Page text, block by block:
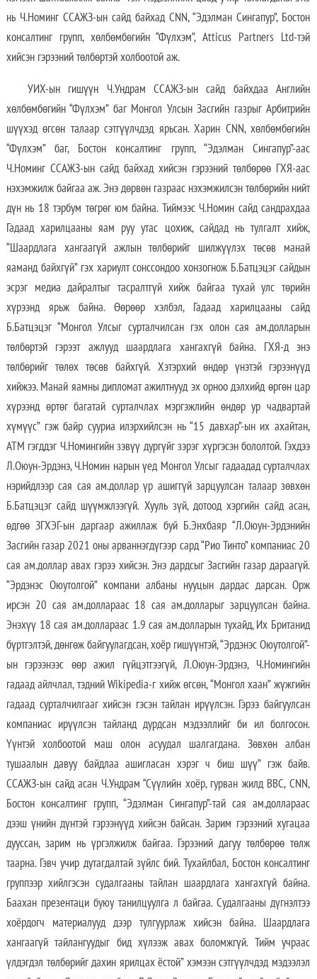
нь Ч.Номинг ССАЖЗ-ын сайд байхад CNN, “Эдэлман Сингапур”, Бостон
консалтинг групп, хөлбөмбөгийн “Фүлхэм”, Atticus Partners Ltd-тэй
хийсэн гэрээний төлбөртэй холбоотой аж.
УИХ-ын гишүүн Ч.Ундрам ССАЖЗ-ын сайд байхдаа Английн
хөлбөмбөгийн “Фүлхэм” баг Монгол Улсын Засгийн газрыг Арбитрийн
шүүхэд өгсөн талаар сэтгүүлчдэд ярьсан. Харин CNN, хөлбөмбөгийн
“Фүлхэм” баг, Бостон консалтинг групп, “Эдэлман Сингапур”-аас
Ч.Номинг ССАЖЗ-ын сайд байхад хийсэн гэрээний төлбөрөө ГХЯ-аас
нэхэмжилж байгаа аж. Энэ дөрвөн газраас нэхэмжилсэн төлбөрийн нийт
дүн нь 18 тэрбум төгрөг юм байна. Тиймээс Ч.Номин сайд сандрахдаа
Гадаад харилцааны яам руу утас цохиж, сайдад нь тулгалт хийж,
“Шаардлага хангаагүй ажлын төлбөрийг шилжүүлэх төсөв манай
яаманд байхгүй” гэх хариулт сонссондоо хонзогнож Б.Батцэцэг сайдын
эсрэг медиа дайралтыг тасралтгүй хийж байгаа тухай улс төрийн
хүрээнд ярьж байна. Өөрөөр хэлбэл, Гадаад харилцааны сайд
Б.Батцэцэг “Монгол Улсыг сурталчилсан гэх олон сая ам.долларын
төлбөртэй гэрээт ажлууд шаардлага хангахгүй байна. ГХЯ-д энэ
төлбөрийг төлөх төсөв байхгүй. Хэтэрхий өндөр үнэтэй гэрээнүүд
хийжээ. Манай яамны дипломат ажилтнууд эх орноо дэлхийд өргөн цар
хүрээнд өртөг багатай сурталчлах мэргэжлийн өндөр ур чадвартай
хүмүүс” гэж байр сууриа илэрхийлсэн нь “15 давхар”-ын их ахайтан,
АТМ гэгддэг Ч.Номингийн зэвүү дургүйг зэрэг хүргэсэн бололтой. Гэхдээ
Л.Оюун-Эрдэнэ, Ч.Номин нарын үед Монгол Улсыг гадаадад сурталчлах
нэрийдлээр сая сая ам.доллар үр ашиггүй зарцуулсан талаар зөвхөн
Б.Батцэцэг сайд шүүмжлээгүй. Хууль зүй, дотоод хэргийн сайд асан,
өдгөө ЗГХЭГ-ын даргаар ажиллаж буй Б.Энхбаяр “Л.Оюун-Эрдэнийн
Засгийн газар 2021 оны арваннэгдүгээр сард “Рио Тинто” компаниас 20
сая ам.доллар авах гэрээ хийсэн. Энэ дардсыг Засгийн газар дараагүй.
“Эрдэнэс Оюутолгой” компани албаны нууцын дардас дарсан. Орж
ирсэн 20 сая ам.доллараас 18 сая ам.долларыг зарцуулсан байна.
Энэхүү 18 сая ам.доллараас 1.9 сая ам.долларын тухайд, Их Британид
бүртгэлтэй, дөнгөж байгуулагдсан, хоёр гишүүнтэй, “Эрдэнэс Оюутолгой”-
ын гэрээнээс өөр ажил гүйцэтгээгүй, Л.Оюун-Эрдэнэ, Ч.Номингийн
гадаад айлчлал, тэдний Wikipedia-г хийж өгсөн, “Монгол хаан” жүжгийн
гадаад сурталчилгааг хийсэн гэсэн тайлан ирүүлсэн. Гэрээ байгуулсан
компаниас ирүүлсэн тайланд дурдсан мэдээллийг би ил болгосон.
Үүнтэй холбоотой маш олон асуудал шалгагдана. Зөвхөн албан
тушаалын давуу байдлаа ашигласан хэрэг ч биш шүү” гэж байв.
ССАЖЗ-ын сайд асан Ч.Ундрам “Сүүлийн хоёр, гурван жилд BBC, CNN,
Бостон консалтинг групп, “Эдэлман Сингапур”-тай сая ам.доллараас
дээш үнийн дүнтэй гэрээнүүд хийсэн байсан. Зарим гэрээний хугацаа
дууссан, зарим нь үргэлжилж байгаа. Гэрээний дагуу төлбөрөө төлж
таарна. Гэвч учир дутагдалтай зүйлс бий. Тухайлбал, Бостон консалтинг
группээр хийлгэсэн судалгааны тайлан шаардлага хангахгүй байна.
Баахан презентаци буюу танилцуулга л байгаа. Судалгааны дүгнэлтээ
хоёрдогч материалууд дээр тулгуурлаж хийсэн байна. Шаардлага
хангаагүй тайлангуудыг бид хүлээж авах боломжгүй. Тийм учраас
үлдэгдэл төлбөрийг дахин ярилцах ёстой” хэмээн сэтгүүлчдэд мэдээлэл